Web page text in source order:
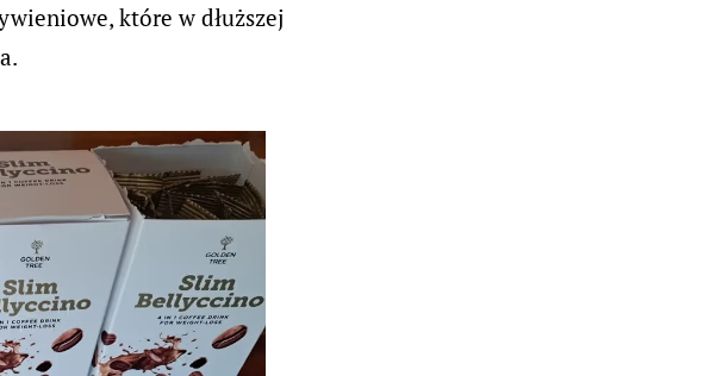
które w dłuższej